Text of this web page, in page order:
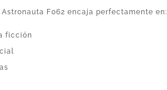
F062 encaja perfectamente en:
ficción